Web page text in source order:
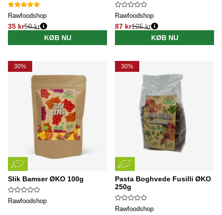
Rawfoodshop
35 kr
Normalpris:
50 kr
KØB NU
Rawfoodshop
87 kr
Normalpris:
125 kr
KØB NU
30%
Slik Bamser ØKO 100g
Rawfoodshop
30%
Pasta Boghvede Fusilli ØKO
250g
Rawfoodshop